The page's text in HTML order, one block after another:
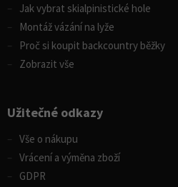
Jak vybrat skialpinistické hole
Montáž vázání na lyže
Proč si koupit backcountry běžky
Zobrazit vše
Užitečné odkazy
Vše o nákupu
Vrácení a výměna zboží
GDPR